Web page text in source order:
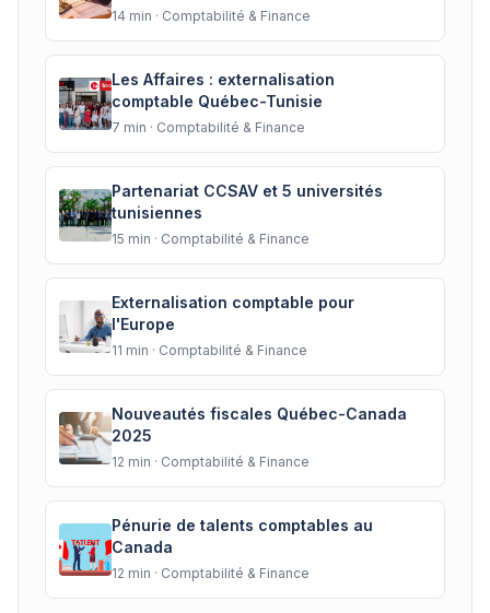
14 min · Comptabilité & Finance
Les Affaires : externalisation
comptable Québec-Tunisie
7 min · Comptabilité & Finance
Partenariat CCSAV et 5 universités
tunisiennes
15 min · Comptabilité & Finance
Externalisation comptable pour
l'Europe
11 min · Comptabilité & Finance
Nouveautés fiscales Québec-Canada
2025
12 min · Comptabilité & Finance
Pénurie de talents comptables au
Canada
12 min · Comptabilité & Finance